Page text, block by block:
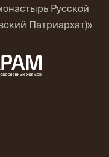
Русской
Патриархат)»